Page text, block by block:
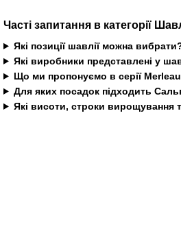
Часті запитання в категорії
Які позиції шавлії можна
Які виробники представлені у
Що ми пропонуємо в серії
Для яких посадок підходить
Які висоти, строки вирощування